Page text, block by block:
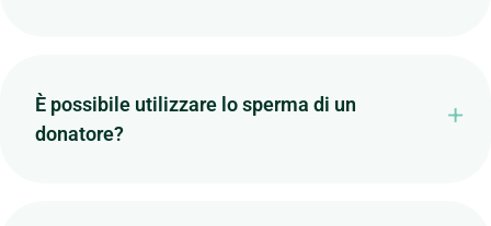
È possibile utilizzare lo sperma di un
donatore?